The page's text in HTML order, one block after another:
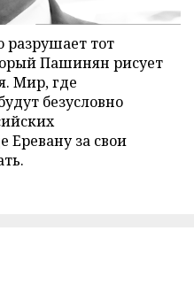
разрушает тот
Пашинян рисует
Мир, где
безусловно
Еревану за свои